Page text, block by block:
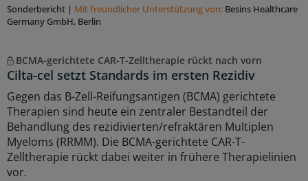
Sonderbericht | Mit freundlicher Unterstützung von: Besins Healthcare
Germany GmbH, Berlin
BCMA-gerichtete CAR-T-Zelltherapie rückt nach vorn
Cilta-cel setzt Standards im ersten Rezidiv
Gegen das B-Zell-Reifungsantigen (BCMA) gerichtete
Therapien sind heute ein zentraler Bestandteil der
Behandlung des rezidivierten/refraktären Multiplen
Myeloms (RRMM). Die BCMA-gerichtete CAR-T-
Zelltherapie rückt dabei weiter in frühere Therapielinien
vor.